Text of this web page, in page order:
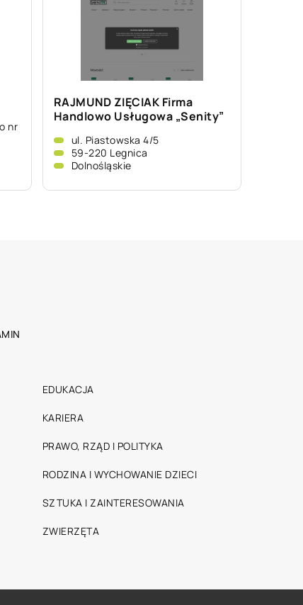
nr
RAJMUND ZIĘCIAK Firma
Handlowo Usługowa „Senity”
ul. Piastowska 4/5
59-220 Legnica
Dolnośląskie
EDUKACJA
KARIERA
PRAWO, RZĄD I POLITYKA
RODZINA I WYCHOWANIE DZIECI
SZTUKA I ZAINTERESOWANIA
ZWIERZĘTA